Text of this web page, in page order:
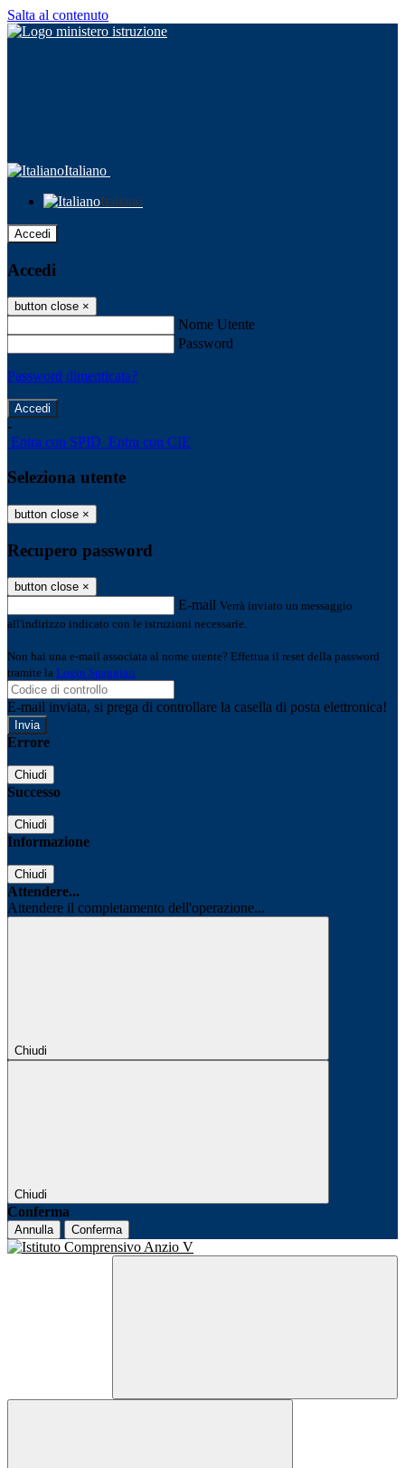
Salta al contenuto
Italiano
Italiano
Accedi
Accedi
button close ×
Nome Utente
Password
Password dimenticata?
-
Entra con SPID Entra con CIE
Seleziona utente
button close ×
Recupero password
button close ×
E-mail Verrà inviato un messaggio
all'indirizzo indicato con le istruzioni necessarie.
Non hai una e-mail associata al nome utente? Effettua il reset della password
tramite la Login Spaggiari
E-mail inviata, si prega di controllare la casella di posta elettronica!
Errore
Chiudi
Successo
Chiudi
Informazione
Chiudi
Attendere...
Attendere il completamento dell'operazione...
Chiudi
Chiudi
Conferma
Annulla Conferma